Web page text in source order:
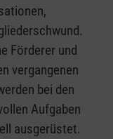
Förderer und
vergangenen
bei den
Aufgaben
ausgerüstet.